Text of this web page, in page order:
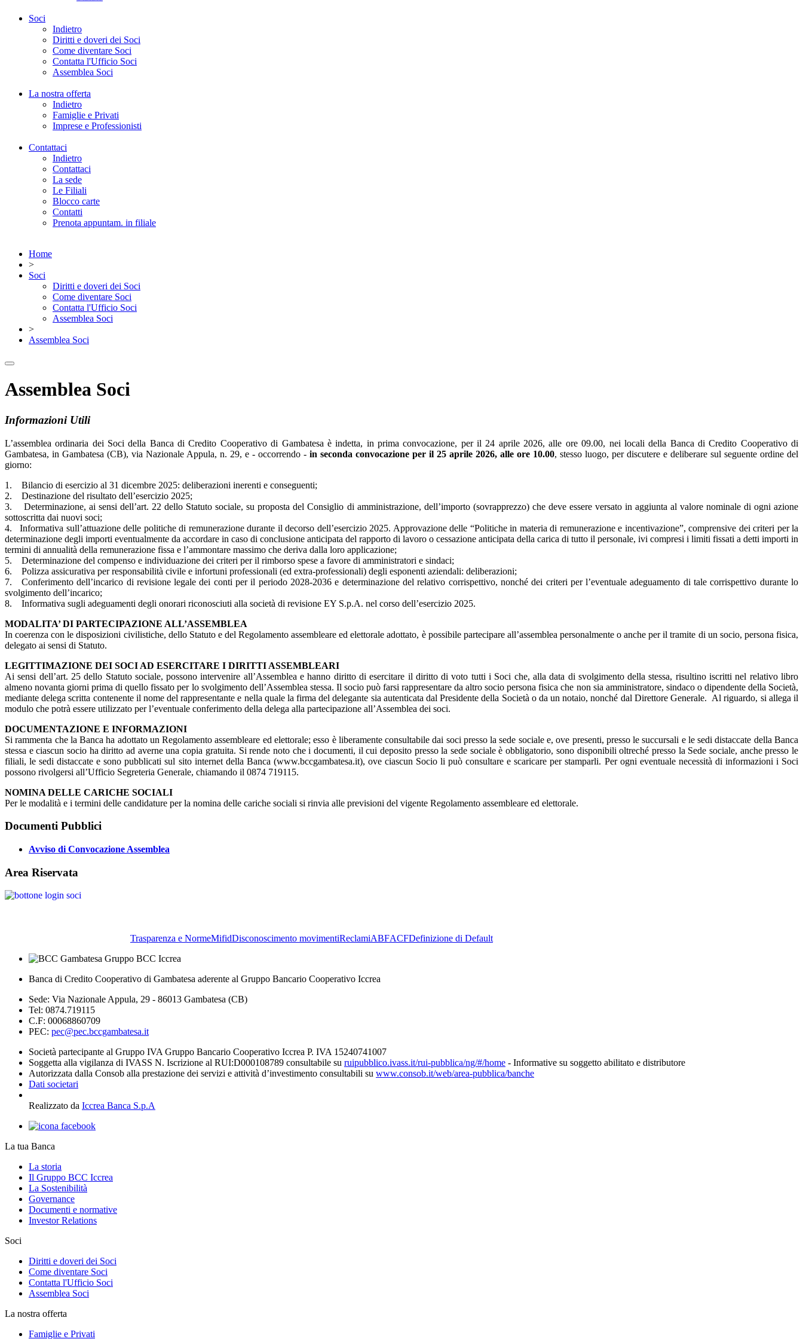
Soci
Indietro
Diritti e doveri dei Soci
Come diventare Soci
Contatta l'Ufficio Soci
Assemblea Soci
La nostra offerta
Indietro
Famiglie e Privati
Imprese e Professionisti
Contattaci
Indietro
Contattaci
La sede
Le Filiali
Blocco carte
Contatti
Prenota appuntam. in filiale
Home
>
Soci
Diritti e doveri dei Soci
Come diventare Soci
Contatta l'Ufficio Soci
Assemblea Soci
>
Assemblea Soci
Assemblea Soci
Informazioni Utili
L’assemblea ordinaria dei Soci della Banca di Credito Cooperativo di Gambatesa è indetta, in prima convocazione, per il 24 aprile 2026, alle ore 09.00, nei locali della Banca di Credito Cooperativo di
Gambatesa, in Gambatesa (CB), via Nazionale Appula, n. 29, e - occorrendo - in seconda convocazione per il 25 aprile 2026, alle ore 10.00, stesso luogo, per discutere e deliberare sul seguente ordine del
giorno:
1. Bilancio di esercizio al 31 dicembre 2025: deliberazioni inerenti e conseguenti;
2. Destinazione del risultato dell’esercizio 2025;
3. Determinazione, ai sensi dell’art. 22 dello Statuto sociale, su proposta del Consiglio di amministrazione, dell’importo (sovrapprezzo) che deve essere versato in aggiunta al valore nominale di ogni azione
sottoscritta dai nuovi soci;
4. Informativa sull’attuazione delle politiche di remunerazione durante il decorso dell’esercizio 2025. Approvazione delle “Politiche in materia di remunerazione e incentivazione”, comprensive dei criteri per la
determinazione degli importi eventualmente da accordare in caso di conclusione anticipata del rapporto di lavoro o cessazione anticipata della carica di tutto il personale, ivi compresi i limiti fissati a detti importi in
termini di annualità della remunerazione fissa e l’ammontare massimo che deriva dalla loro applicazione;
5. Determinazione del compenso e individuazione dei criteri per il rimborso spese a favore di amministratori e sindaci;
6. Polizza assicurativa per responsabilità civile e infortuni professionali (ed extra-professionali) degli esponenti aziendali: deliberazioni;
7. Conferimento dell’incarico di revisione legale dei conti per il periodo 2028-2036 e determinazione del relativo corrispettivo, nonché dei criteri per l’eventuale adeguamento di tale corrispettivo durante lo
svolgimento dell’incarico;
8. Informativa sugli adeguamenti degli onorari riconosciuti alla società di revisione EY S.p.A. nel corso dell’esercizio 2025.
MODALITA’ DI PARTECIPAZIONE ALL’ASSEMBLEA
In coerenza con le disposizioni civilistiche, dello Statuto e del Regolamento assembleare ed elettorale adottato, è possibile partecipare all’assemblea personalmente o anche per il tramite di un socio, persona fisica,
delegato ai sensi di Statuto.
LEGITTIMAZIONE DEI SOCI AD ESERCITARE I DIRITTI ASSEMBLEARI
Ai sensi dell’art. 25 dello Statuto sociale, possono intervenire all’Assemblea e hanno diritto di esercitare il diritto di voto tutti i Soci che, alla data di svolgimento della stessa, risultino iscritti nel relativo libro
almeno novanta giorni prima di quello fissato per lo svolgimento dell’Assemblea stessa. Il socio può farsi rappresentare da altro socio persona fisica che non sia amministratore, sindaco o dipendente della Società,
mediante delega scritta contenente il nome del rappresentante e nella quale la firma del delegante sia autenticata dal Presidente della Società o da un notaio, nonché dal Direttore Generale. Al riguardo, si allega il
modulo che potrà essere utilizzato per l’eventuale conferimento della delega alla partecipazione all’Assemblea dei soci.
DOCUMENTAZIONE E INFORMAZIONI
Si rammenta che la Banca ha adottato un Regolamento assembleare ed elettorale; esso è liberamente consultabile dai soci presso la sede sociale e, ove presenti, presso le succursali e le sedi distaccate della Banca
stessa e ciascun socio ha diritto ad averne una copia gratuita. Si rende noto che i documenti, il cui deposito presso la sede sociale è obbligatorio, sono disponibili oltreché presso la Sede sociale, anche presso le
filiali, le sedi distaccate e sono pubblicati sul sito internet della Banca (www.bccgambatesa.it), ove ciascun Socio li può consultare e scaricare per stamparli. Per ogni eventuale necessità di informazioni i Soci
possono rivolgersi all’Ufficio Segreteria Generale, chiamando il 0874 719115.
NOMINA DELLE CARICHE SOCIALI
Per le modalità e i termini delle candidature per la nomina delle cariche sociali si rinvia alle previsioni del vigente Regolamento assembleare ed elettorale.
Documenti Pubblici
Avviso di Convocazione Assemblea
Area Riservata
Trasparenza e NormeMifidDisconoscimento movimentiReclamiABFACFDefinizione di Default
Banca di Credito Cooperativo di Gambatesa aderente al Gruppo Bancario Cooperativo Iccrea
Sede: Via Nazionale Appula, 29 - 86013 Gambatesa (CB)
Tel: 0874.719115
C.F: 00068860709
PEC: pec@pec.bccgambatesa.it
Società partecipante al Gruppo IVA Gruppo Bancario Cooperativo Iccrea P. IVA 15240741007
Soggetta alla vigilanza di IVASS N. Iscrizione al RUI:D000108789 consultabile su ruipubblico.ivass.it/rui-pubblica/ng/#/home - Informative su soggetto abilitato e distributore
Autorizzata dalla Consob alla prestazione dei servizi e attività d’investimento consultabili su www.consob.it/web/area-pubblica/banche
Dati societari
Realizzato da Iccrea Banca S.p.A
La tua Banca
La storia
Il Gruppo BCC Iccrea
La Sostenibilità
Governance
Documenti e normative
Investor Relations
Soci
Diritti e doveri dei Soci
Come diventare Soci
Contatta l'Ufficio Soci
Assemblea Soci
La nostra offerta
Famiglie e Privati